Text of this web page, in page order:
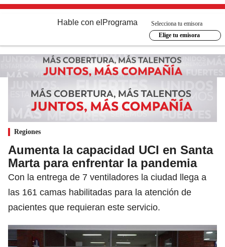
Hable con el Programa
Selecciona tu emisora
Elige tu emisora
Regiones
Aumenta la capacidad UCI en Santa
Marta para enfrentar la pandemia
Con la entrega de 7 ventiladores la ciudad llega a
las 161 camas habilitadas para la atención de
pacientes que requieran este servicio.